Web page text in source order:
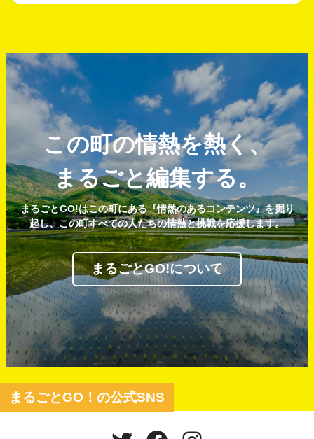
この町の情熱を熱く、
まるごと編集する。
まるごとGO!はこの町にある『情熱のあるコンテンツ』を掘り
起し、この町すべての人たちの情熱と挑戦を応援します。
まるごとGO!について
まるごとGO！の公式SNS